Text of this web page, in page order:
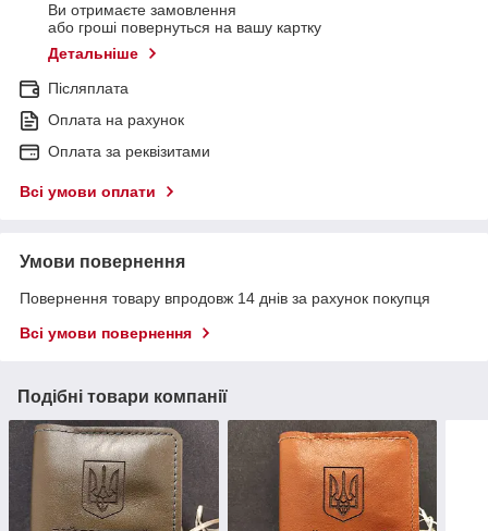
Ви отримаєте замовлення
або гроші повернуться на вашу картку
Детальніше
Післяплата
Оплата на рахунок
Оплата за реквізитами
Всі умови оплати
Умови повернення
Повернення товару впродовж 14 днів за рахунок покупця
Всі умови повернення
Подібні товари компанії